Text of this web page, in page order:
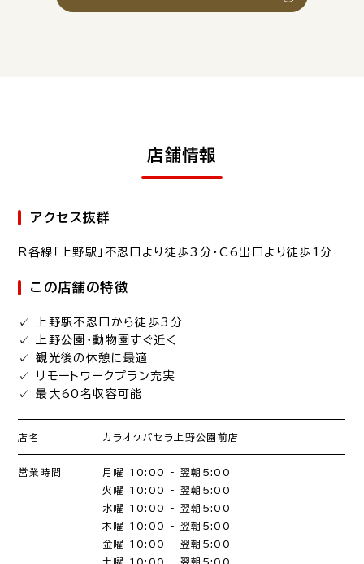
店舗情報
アクセス抜群
R各線「上野駅」不忍口より徒歩3分・C6出口より徒歩1分
この店舗の特徴
✓ 上野駅不忍口から徒歩3分
✓ 上野公園・動物園すぐ近く
✓ 観光後の休憩に最適
✓ リモートワークプラン充実
✓ 最大60名収容可能
店名 カラオケパセラ上野公園前店
営業時間
月曜 10:00 - 翌朝5:00
火曜 10:00 - 翌朝5:00
水曜 10:00 - 翌朝5:00
木曜 10:00 - 翌朝5:00
金曜 10:00 - 翌朝5:00
土曜 10:00 - 翌朝5:00